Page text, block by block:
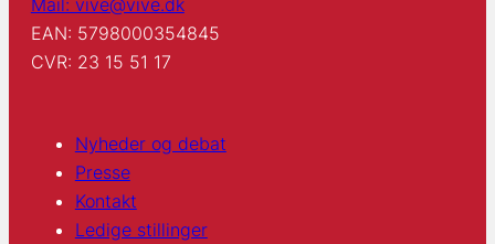
EAN: 5798000354845
CVR: 23 15 51 17
Nyheder og debat
Presse
Kontakt
Ledige stillinger